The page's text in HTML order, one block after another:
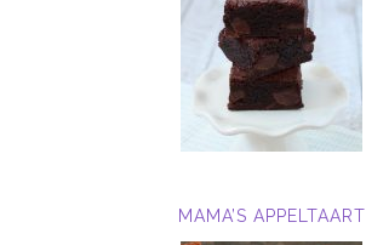
MAMA’S APPELTAART